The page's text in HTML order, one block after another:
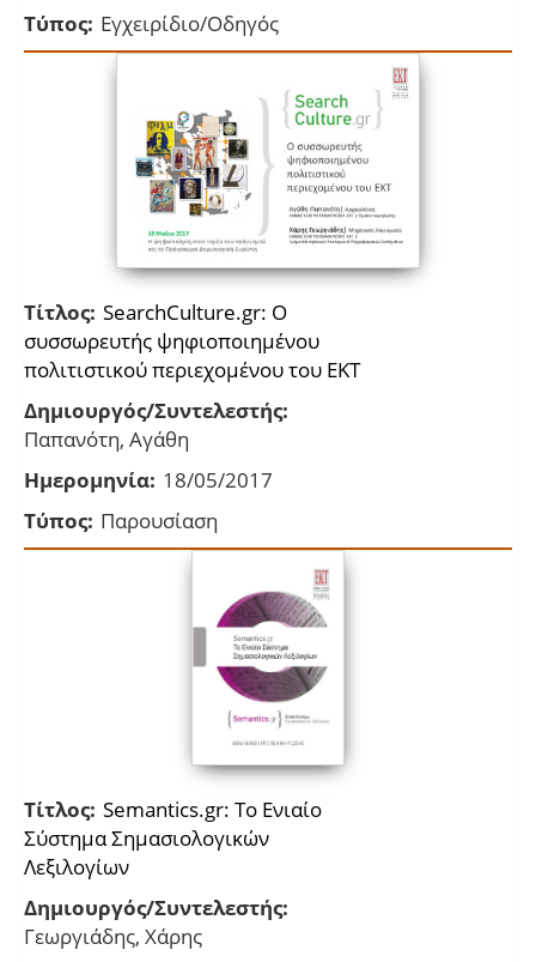
Τύπος: Εγχειρίδιο/Οδηγός
Τίτλος: SearchCulture.gr: Ο
συσσωρευτής ψηφιοποιημένου
πολιτιστικού περιεχομένου του ΕΚΤ
Δημιουργός/Συντελεστής:
Παπανότη, Αγάθη
Ημερομηνία: 18/05/2017
Τύπος: Παρουσίαση
Τίτλος: Semantics.gr: Το Ενιαίο
Σύστημα Σημασιολογικών
Λεξιλογίων
Δημιουργός/Συντελεστής:
Γεωργιάδης, Χάρης